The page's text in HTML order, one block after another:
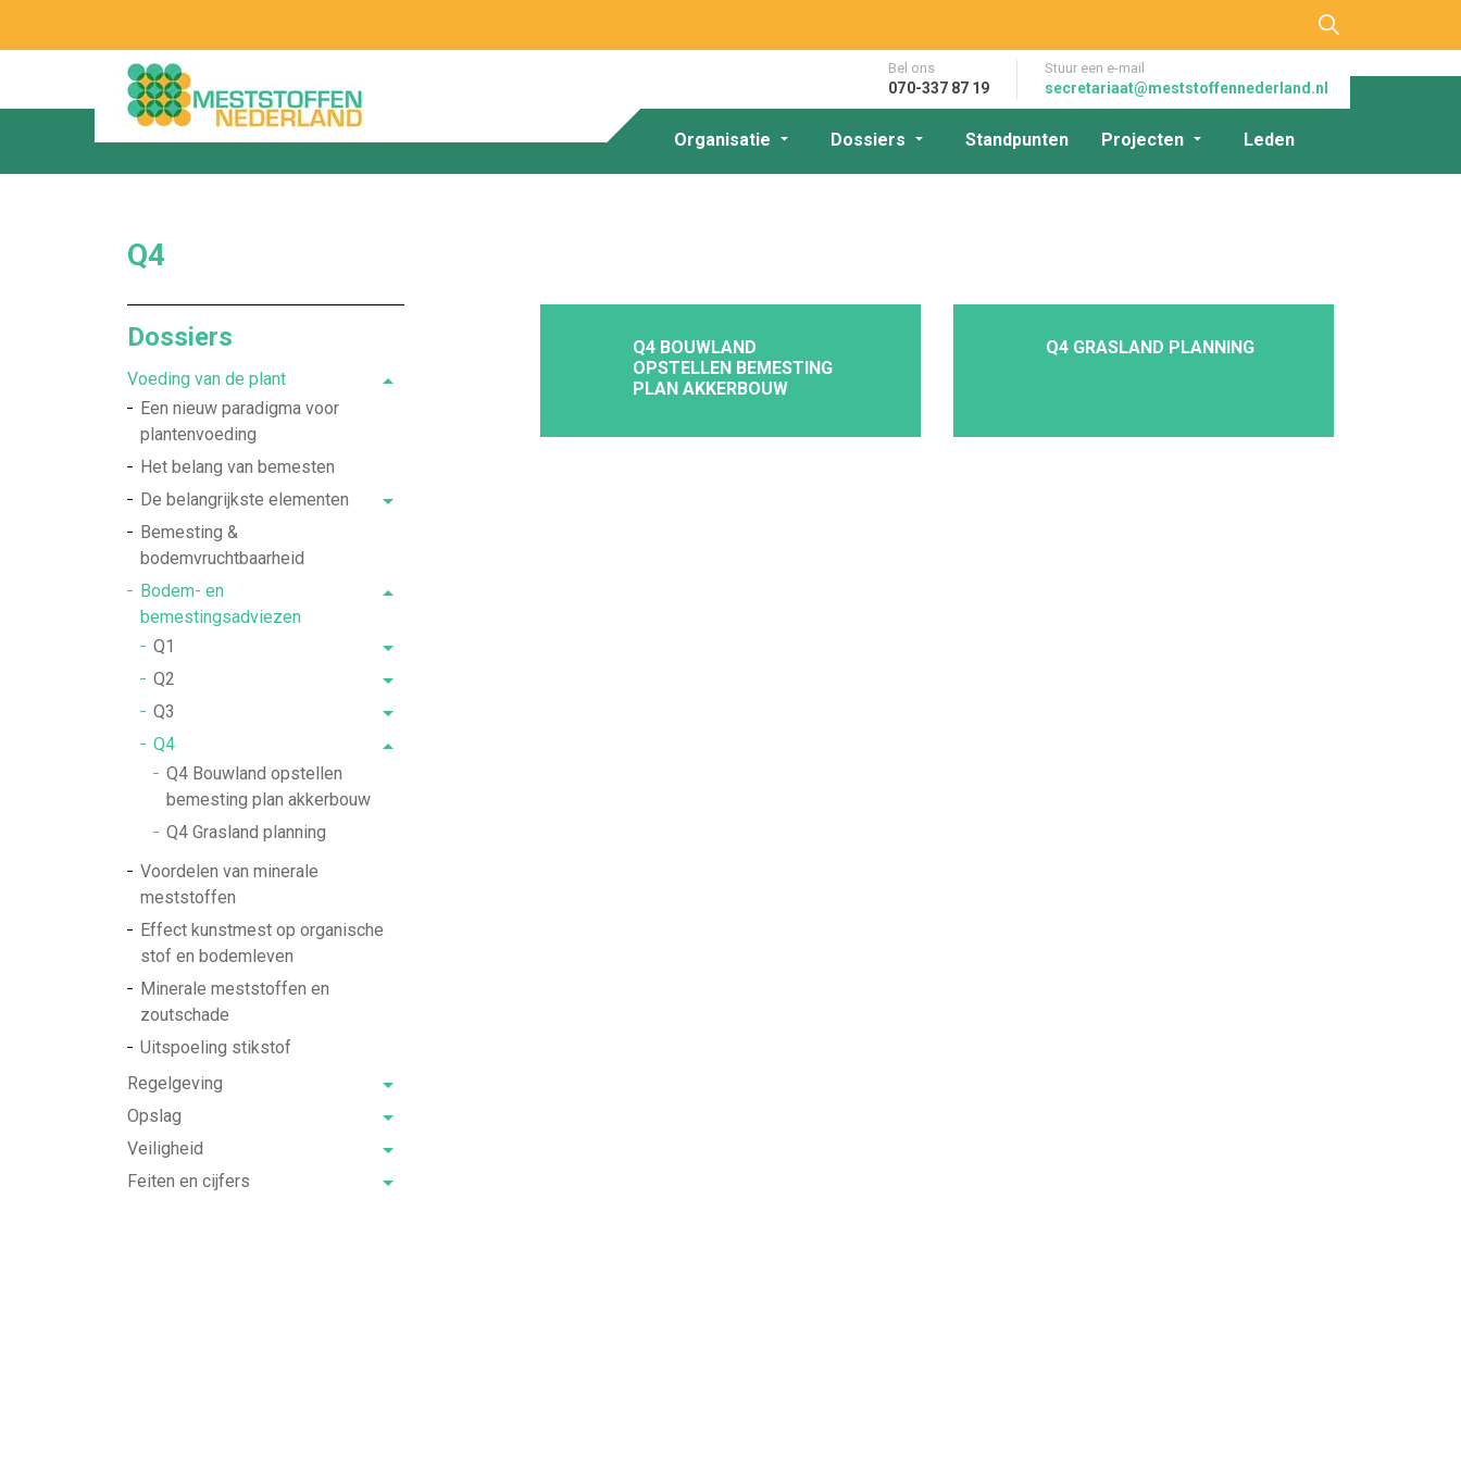
Bel ons
070-337 87 19
Stuur een e-mail
secretariaat@meststoffennederland.nl
Organisatie Dossiers Standpunten Projecten Leden
Q4
Q4 BOUWLAND
OPSTELLEN BEMESTING
PLAN AKKERBOUW
Q4 GRASLAND PLANNING
Dossiers
Voeding van de plant
Een nieuw paradigma voor
plantenvoeding
Het belang van bemesten
De belangrijkste elementen
Bemesting &
bodemvruchtbaarheid
Bodem- en
bemestingsadviezen
Q1
Q2
Q3
Q4
Q4 Bouwland opstellen
bemesting plan akkerbouw
Q4 Grasland planning
Voordelen van minerale
meststoffen
Effect kunstmest op organische
stof en bodemleven
Minerale meststoffen en
zoutschade
Uitspoeling stikstof
Regelgeving
Opslag
Veiligheid
Feiten en cijfers